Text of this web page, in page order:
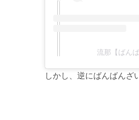
流那【ばん
しかし、逆にばんばんざ